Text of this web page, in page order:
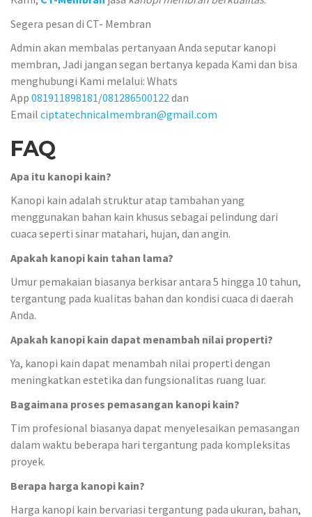
Segera pesan di CT- Membran
Admin akan membalas pertanyaan Anda seputar kanopi
membran, Jadi jangan segan bertanya kepada Kami dan bisa
menghubungi Kami melalui: Whats
App 081911898181/081286500122dan
Email ciptatechnicalmembran@gmail.com
FAQ
Apa itu kanopi kain?
Kanopi kain adalah struktur atap tambahan yang
menggunakan bahan kain khusus sebagai pelindung dari
cuaca seperti sinar matahari, hujan, dan angin.
Apakah kanopi kain tahan lama?
Umur pemakaian biasanya berkisar antara 5 hingga 10 tahun,
tergantung pada kualitas bahan dan kondisi cuaca di daerah
Anda.
Apakah kanopi kain dapat menambah nilai properti?
Ya, kanopi kain dapat menambah nilai properti dengan
meningkatkan estetika dan fungsionalitas ruang luar.
Bagaimana proses pemasangan kanopi kain?
Tim profesional biasanya dapat menyelesaikan pemasangan
dalam waktu beberapa hari tergantung pada kompleksitas
proyek.
Berapa harga kanopi kain?
Harga kanopi kain bervariasi tergantung pada ukuran, bahan,